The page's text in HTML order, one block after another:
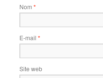
Nom *
E-mail *
Site web